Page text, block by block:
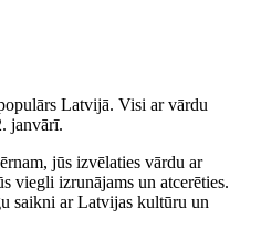
Latvijā. Visi ar vārdu
janvārī.
jūs izvēlaties vārdu ar
viegli izrunājams un atcerēties.
saikni ar Latvijas kultūru un